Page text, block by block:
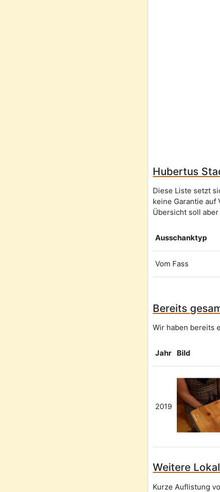
Hubertus
Diese Liste setzt
keine Garantie
Übersicht soll
Ausschanktyp
Vom Fass
Bereits
Wir haben bereits
Jahr Bild
2019
Weitere
Kurze Auflistung